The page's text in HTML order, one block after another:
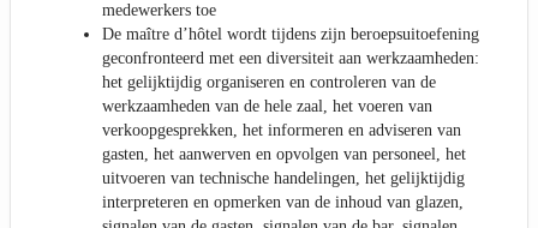
medewerkers toe
De maître d’hôtel wordt tijdens zijn beroepsuitoefening
geconfronteerd met een diversiteit aan werkzaamheden:
het gelijktijdig organiseren en controleren van de
werkzaamheden van de hele zaal, het voeren van
verkoopgesprekken, het informeren en adviseren van
gasten, het aanwerven en opvolgen van personeel, het
uitvoeren van technische handelingen, het gelijktijdig
interpreteren en opmerken van de inhoud van glazen,